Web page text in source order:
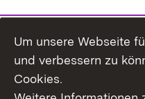
Inhaltsübersicht
Impressum
Um unsere Webseite
und verbessern zu
Cookies.